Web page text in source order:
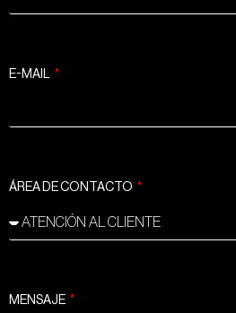
E-MAIL
ÁREA DE CONTACTO
MENSAJE